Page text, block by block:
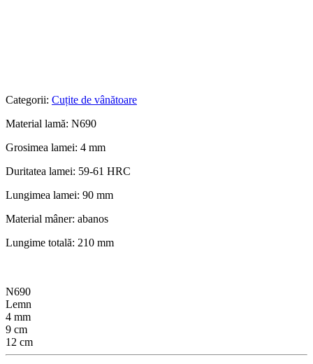
Categorii: Cuțite de vânătoare
Material lamă: N690
Grosimea lamei: 4 mm
Duritatea lamei: 59-61 HRC
Lungimea lamei: 90 mm
Material mâner: abanos
Lungime totală: 210 mm
N690
Lemn
4 mm
9 cm
12 cm